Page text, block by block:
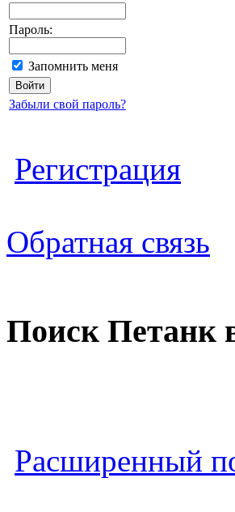
Пароль:
Запомнить меня
Забыли свой пароль?
Регистрация
Обратная связь
Поиск Петанк
Расширенный